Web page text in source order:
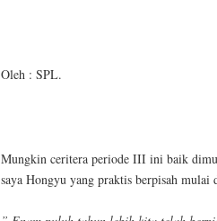
Oleh : SPL.
Mungkin ceritera periode III ini baik
saya Hongyu yang praktis berpisah